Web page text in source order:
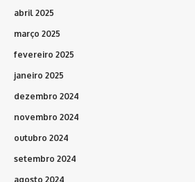
abril 2025
março 2025
fevereiro 2025
janeiro 2025
dezembro 2024
novembro 2024
outubro 2024
setembro 2024
agosto 2024